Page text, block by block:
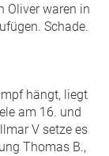
Oliver waren in
Schade.
hängt, liegt
am 16. und
V setze es
Thomas B.,